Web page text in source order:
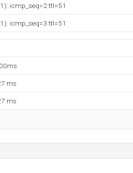
icmp_seq=2 ttl=51
icmp_seq=3 ttl=51
ms
ms